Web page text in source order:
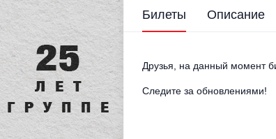
Билеты Описание
Друзья, на данный момент
Следите за обновлениями!